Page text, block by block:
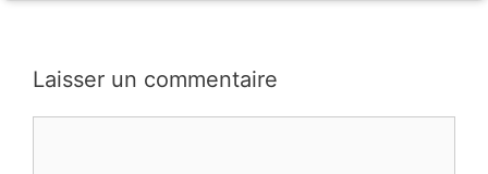
Laisser un commentaire